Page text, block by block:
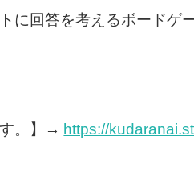
に回答を考えるボードゲ
す。】→ https://